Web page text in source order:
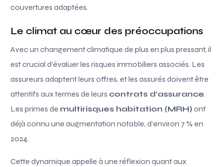
couvertures adaptées.
Le climat au cœur des préoccupations
Avec un changement climatique de plus en plus pressant, il
est crucial d’évaluer les risques immobiliers associés. Les
assureurs adaptent leurs offres, et les assurés doivent être
attentifs aux termes de leurs contrats d’assurance.
Les primes de multirisques habitation (MRH) ont
déjà connu une augmentation notable, d’environ 7 % en
2024.
Cette dynamique appelle à une réflexion quant aux